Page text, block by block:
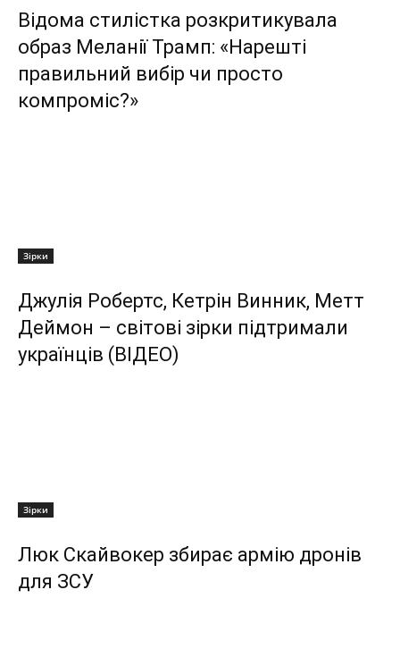
Відома стилістка розкритикувала
образ Меланії Трамп: «Нарешті
правильний вибір чи просто
компроміс?»
Зірки
Джулія Робертс, Кетрін Винник, Метт
Деймон – світові зірки підтримали
українців (ВІДЕО)
Зірки
Люк Скайвокер збирає армію дронів
для ЗСУ